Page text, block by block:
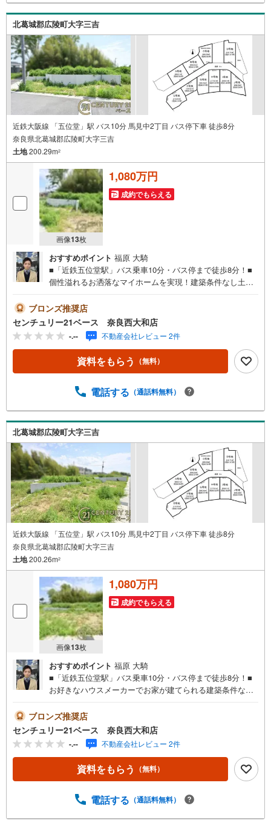
い合わせください。-----------------------------
北葛城郡広陵町大字三吉
近鉄大阪線 「五位堂」駅 バス10分 馬見中2丁目 バス停下車 徒歩8分
奈良県北葛城郡広陵町大字三吉
土地200.29m2
画像13枚
1,080万円
成約でもらえる
おすすめポイント 福原 大騎
■「近鉄五位堂駅」バス乗車10分・バス停まで徒歩8分！■
個性溢れるお洒落なマイホームを実現！建築条件なし土
事終わりのお時間でもご見学可！・今から見たい！という
お声にもご対応できます！◇住宅ローンもお任せくださ
い！◇・提携銀行多数あり（地方銀行・都市銀行・信用金
庫etc）・優遇後適用金利 0.875％～（審査内容により異な
ります）--- ◇◇ Yahoo！不動産キャンペーン対象店舗 ◇◇
----当店で物件を成約いただくとPayPayボーナスライトが
象になります。「資料をもらう」「見学予約をする」から
のうえお問い合わせください。-----------------------------
ブロンズ推奨店
センチュリー21ベース 奈良西大和店
-.-- 不動産会社レビュー 2件
資料をもらう （無料）
電話する （通話料無料）
北葛城郡広陵町大字三吉
近鉄大阪線 「五位堂」駅 バス10分 馬見中2丁目 バス停下車 徒歩8分
奈良県北葛城郡広陵町大字三吉
土地200.26m2
画像13枚
1,080万円
成約でもらえる
おすすめポイント 福原 大騎
■「近鉄五位堂駅」バス乗車10分・バス停まで徒歩8分！■
お好きなハウスメーカーでお家が建てられる建築条件なし
仕事終わりのお時間でもご見学可！・今から見たい！とい
うお声にもご対応できます！◇住宅ローンもお任せくださ
い！◇・提携銀行多数あり（地方銀行・都市銀行・信用金
庫etc）・優遇後適用金利 0.875％～（審査内容により異な
ります）--- ◇◇ Yahoo！不動産キャンペーン対象店舗 ◇◇
----当店で物件を成約いただくとPayPayボーナスライトが
象になります。「資料をもらう」「見学予約をする」から
ブロンズ推奨店
センチュリー21ベース 奈良西大和店
-.-- 不動産会社レビュー 2件
資料をもらう （無料）
電話する （通話料無料）